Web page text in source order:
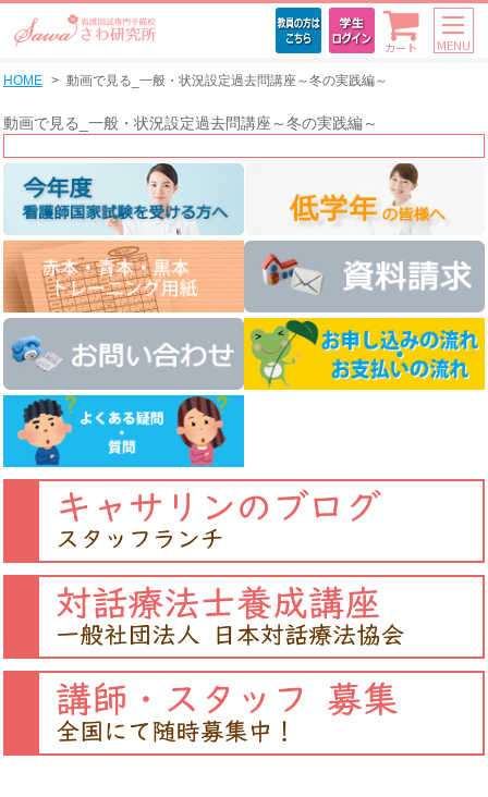
カート MENU
HOME 動画で見る_一般・状況設定過去問講座～冬の実践編～
動画で見る_一般・状況設定過去問講座～冬の実践編～